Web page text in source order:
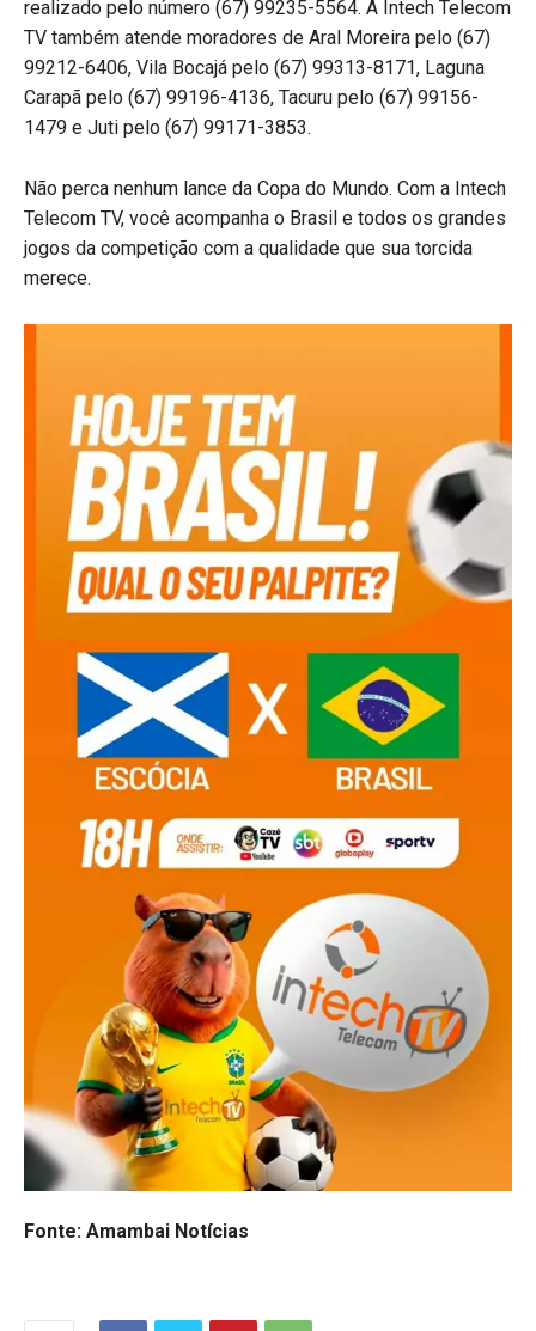
realizado pelo número (67) 99235-5564. A Intech Telecom
TV também atende moradores de Aral Moreira pelo (67)
99212-6406, Vila Bocajá pelo (67) 99313-8171, Laguna
Carapã pelo (67) 99196-4136, Tacuru pelo (67) 99156-
1479 e Juti pelo (67) 99171-3853.
Não perca nenhum lance da Copa do Mundo. Com a Intech
Telecom TV, você acompanha o Brasil e todos os grandes
jogos da competição com a qualidade que sua torcida
merece.
Fonte: Amambai Notícias